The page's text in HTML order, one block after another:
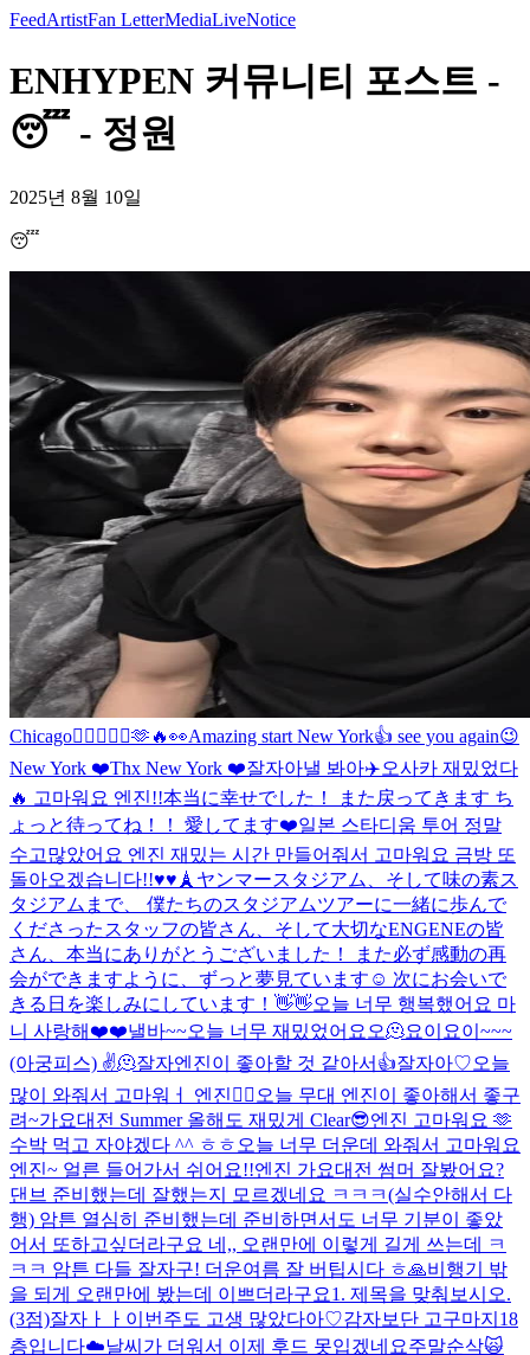
FeedArtistFan LetterMediaLiveNotice
ENHYPEN 커뮤니티 포스트 -
😴 - 정원
2025년 8월 10일
😴
Chicago❤️‍🔥🤘🙂‍↕️🫶🔥👀Amazing start New York👍 see you again😉
New York ❤️Thx New York ❤️잘자아낼 봐아✈️오사카 재밌었다
🔥 고마워요 엔진!!本当に幸せでした！ また戻ってきます ち
ょっと待ってね！！ 愛してます❤️일본 스타디움 투어 정말
수고많았어요 엔진 재밌는 시간 만들어줘서 고마워요 금방 또
돌아오겠습니다!!♥️♥️ 🗼 ヤンマースタジアム、そして味の素ス
タジアムまで、 僕たちのスタジアムツアーに一緒に歩んで
くださったスタッフの皆さん、そして大切なENGENEの皆
さん、本当にありがとうございました！ また必ず感動の再
会ができますように、ずっと夢見ています☺️ 次にお会いで
きる日を楽しみにしています！👋👋오늘 너무 행복했어요 마
니 사랑해❤️❤️낼바~~오늘 너무 재밌었어요오🫠요이 요이~~~
(아궁피스) ✌️🫠잘자엔진이 좋아할 것 같아서👍잘자아♡오늘
많이 와줘서 고마워ㅓ 엔진❤️‍🔥 오늘 무대 엔진이 좋아해서 좋구
려~가요대전 Summer 올해도 재밌게 Clear😎엔진 고마워요 🫶
수박 먹고 자야겠다 ^^ ㅎㅎ 오늘 너무 더운데 와줘서 고마워요
엔진~ 얼른 들어가서 쉬어요!!엔진 가요대전 썸머 잘봤어요?
댄브 준비했는데 잘했는지 모르겠네요 ㅋㅋㅋ(실수안해서 다
행) 암튼 열심히 준비했는데 준비하면서도 너무 기분이 좋았
어서 또하고싶더라구요 네,, 오랜만에 이렇게 길게 쓰는데 ㅋ
ㅋㅋ 암튼 다들 잘자구! 더운여름 잘 버팁시다 ㅎ🙏비행기 밖
을 되게 오랜만에 봤는데 이쁘더라구요1. 제목을 맞춰보시오.
(3점)잘자ㅏㅏ 이번주도 고생 많았다아♡감자보단 고구마지 18
층입니다☁️날씨가 더워서 이제 후드 못입겠네요주말순삭🙀